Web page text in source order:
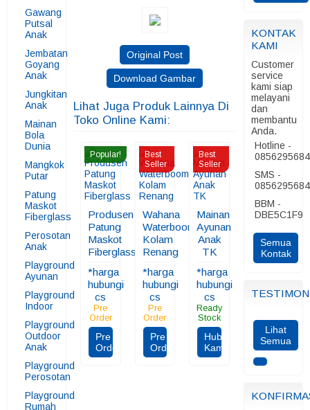
Gawang
Putsal
Anak
Jembatan
Goyang
Anak
Jungkitan
Anak
Mainan
Bola
Dunia
Mangkok
Putar
Patung
Maskot
Fiberglass
Perosotan
Anak
Playground
Ayunan
Playground
Indoor
Playground
Outdoor
Anak
Playground
Perosotan
Playground
Rumah
Original Post
Download Gambar
Lihat Juga Produk Lainnya Di
Toko Online Kami:
Popular!
Produsen
Patung
Maskot
Fiberglass
*harga
hubungi
cs
Pre
Order
Pre
Order
Best
Seller
Wahana
Waterboom
Kolam
Renang
*harga
hubungi
cs
Pre
Order
Pre
Order
Best
Seller
Mainan
Ayunan
Anak
TK
*harga
hubungi
cs
Ready
Stock
Hubungi
Kami
KONTAK
KAMI
Customer
service
kami siap
melayani
dan
membantu
Anda.
Hotline -
SMS -
BBM -
DBE5C1F9
Semua
Kontak
Lihat
Semua